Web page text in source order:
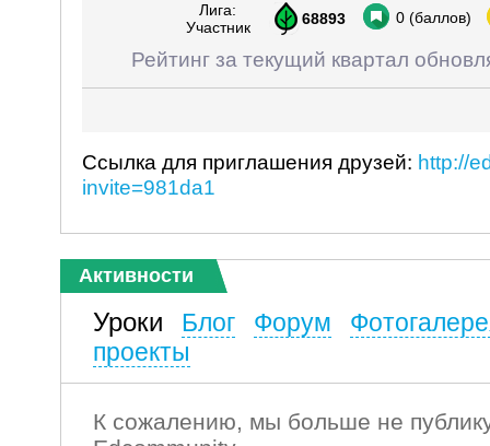
Лига:
Участник
68893 0 (баллов)
Рейтинг за текущий квартал
Ссылка для приглашения друзей: http://
invite=981da1
Активности
Уроки Блог Форум
проекты
К сожалению, мы больше не